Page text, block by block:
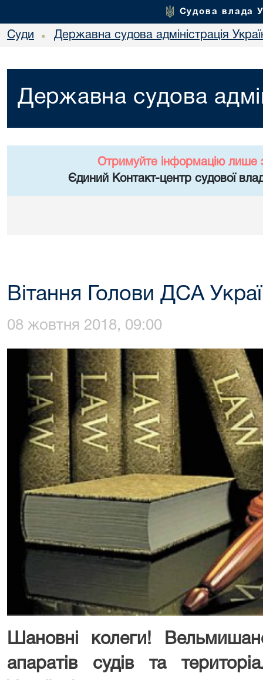
Судова влада
Суди • Державна судова адміністрація
Державна судова
Отримуйте інформацію лише
Єдиний Контакт-центр судової
Вітання Голови ДСА
08 жовтня 2018, 09:00
Шановні колеги!
апаратів судів та